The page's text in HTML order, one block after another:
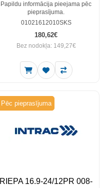
Papildu informācija pieejama pēc
pieprasījuma.
01021612010SKS
180,62€
Bez nodokļa: 149,27€
Pēc pieprasījuma
RIEPA 16.9-24/12PR 008-